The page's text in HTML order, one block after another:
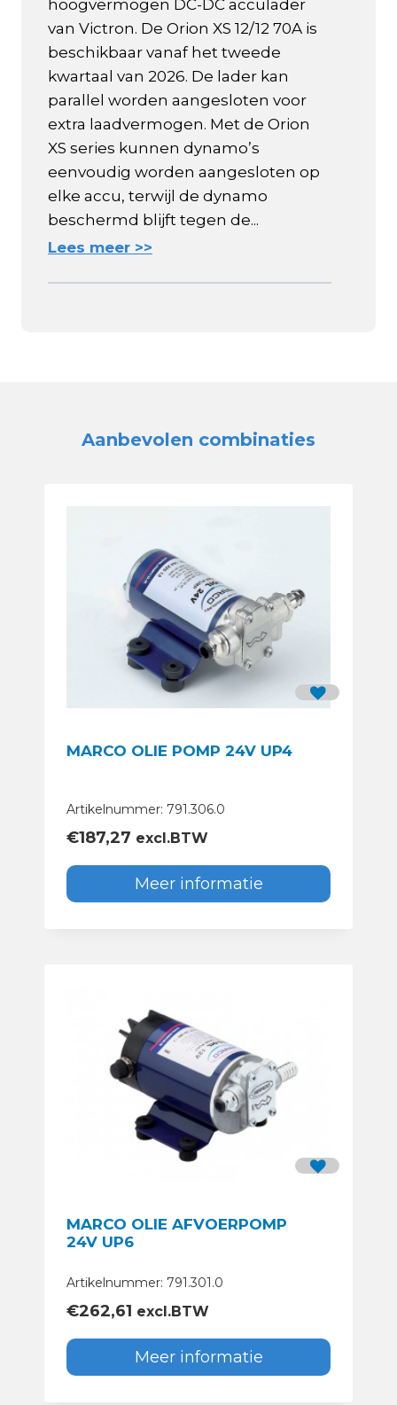
hoogvermogen DC-DC acculader
van Victron. De Orion XS 12/12 70A is
beschikbaar vanaf het tweede
kwartaal van 2026. De lader kan
parallel worden aangesloten voor
extra laadvermogen. Met de Orion
XS series kunnen dynamo’s
eenvoudig worden aangesloten op
elke accu, terwijl de dynamo
beschermd blijft tegen de...
Lees meer >>
Aanbevolen combinaties
MARCO OLIE POMP 24V UP4
Artikelnummer: 791.306.0
€187,27 excl.BTW
Meer informatie
MARCO OLIE AFVOERPOMP
24V UP6
Artikelnummer: 791.301.0
€262,61 excl.BTW
Meer informatie